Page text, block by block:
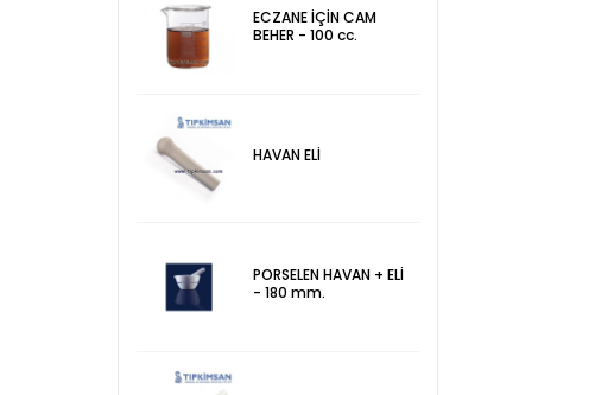
ECZANE İÇİN CAM
BEHER - 100 cc.
HAVAN ELİ
PORSELEN HAVAN + ELİ
- 180 mm.